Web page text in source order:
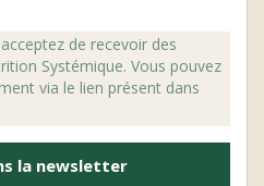
de recevoir des
Systémique. Vous pouvez
via le lien présent dans
la newsletter